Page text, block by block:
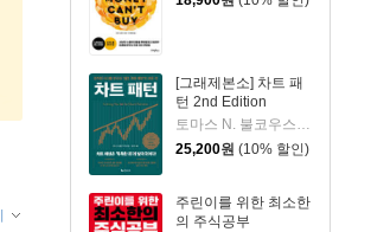
[그래제본소] 차트 패
턴 2nd Edition
25,200원 (10% 할인)
주린이를 위한 최소한
의 주식공부